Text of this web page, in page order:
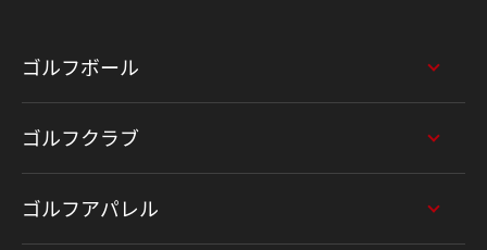
ゴルフボール
ゴルフクラブ
ゴルフアパレル